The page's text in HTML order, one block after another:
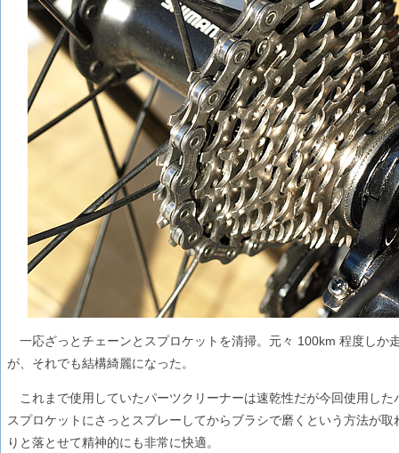
一応ざっとチェーンとスプロケットを清掃。元々 100km 程度しか
が、それでも結構綺麗になった。
これまで使用していたパーツクリーナーは速乾性だが今回使用し
スプロケットにさっとスプレーしてからブラシで磨くという方法が
りと落とせて精神的にも非常に快適。